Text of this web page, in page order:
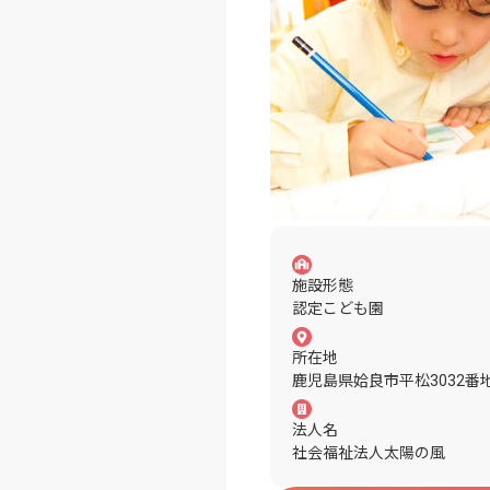
施設形態
認定こども園
所在地
鹿児島県姶良市平松3032番
法人名
社会福祉法人太陽の風